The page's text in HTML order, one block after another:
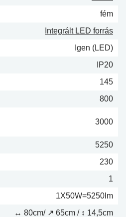
fém
Integrált LED forrás
Igen (LED)
IP20
145
800
3000
5250
230
1
1X50W=5250lm
↔ 80cm/ ↗ 65cm / ↕ 14,5cm